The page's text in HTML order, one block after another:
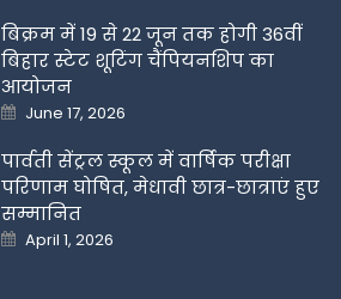
बिक्रम में 19 से 22 जून तक होगी 36वीं
बिहार स्टेट शूटिंग चैंपियनशिप का
आयोजन
Posted
on
June 17, 2026
पार्वती सेंट्रल स्कूल में वार्षिक परीक्षा
परिणाम घोषित, मेधावी छात्र-छात्राएं हुए
सम्मानित
Posted
on
April 1, 2026